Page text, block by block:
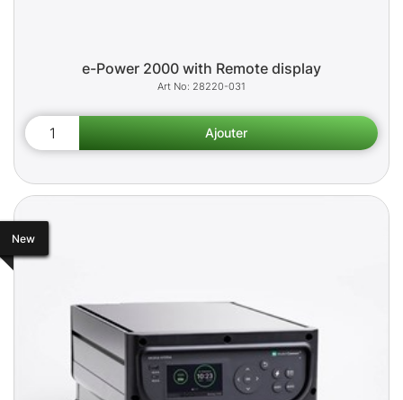
e-Power 2000 with Remote display
28220-031
New